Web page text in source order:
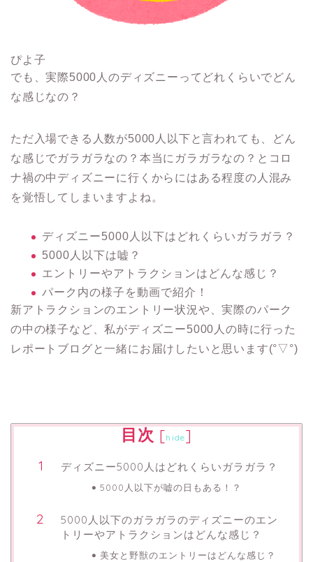
ぴよ子
でも、実際5000人のディズニーってどれくらいでどん
な感じなの？
ただ入場できる人数が5000人以下と言われても、どん
な感じでガラガラなの？本当にガラガラなの？とコロ
ナ禍の中ディズニーに行くからにはある程度の人混み
を覚悟してしまいますよね。
ディズニー5000人以下はどれくらいガラガラ？
5000人以下は嘘？
エントリーやアトラクションはどんな感じ？
パーク内の様子を動画で紹介！
新アトラクションのエントリー状況や、実際のパーク
の中の様子など、私がディズニー5000人の時に行った
レポートブログと一緒にお届けしたいと思います(°▽°)
目次 [hide]
ディズニー5000人はどれくらいガラガラ？
5000人以下が嘘の日もある！？
5000人以下のガラガラのディズニーのエン
トリーやアトラクションはどんな感じ？
美女と野獣のエントリーはどんな感じ？